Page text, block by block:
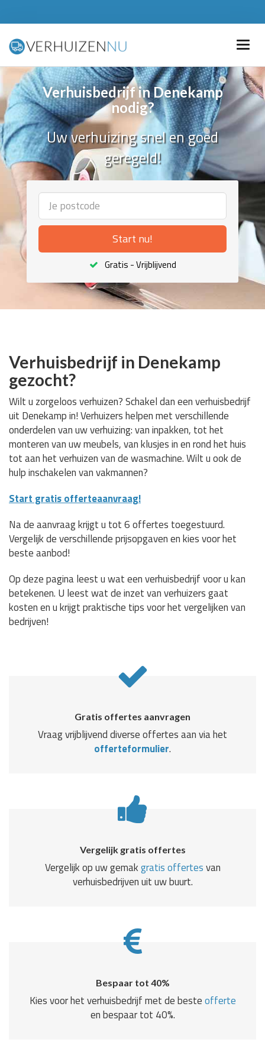
Verhuisbedrijf in Denekamp
nodig?
Uw verhuizing snel en goed
geregeld!
Start nu!
Gratis - Vrijblijvend
Verhuisbedrijf in Denekamp
gezocht?
Wilt u zorgeloos verhuizen? Schakel dan een verhuisbedrijf
uit Denekamp in! Verhuizers helpen met verschillende
onderdelen van uw verhuizing: van inpakken, tot het
monteren van uw meubels, van klusjes in en rond het huis
tot aan het verhuizen van de wasmachine. Wilt u ook de
hulp inschakelen van vakmannen?
Start gratis offerteaanvraag!
Na de aanvraag krijgt u tot 6 offertes toegestuurd.
Vergelijk de verschillende prijsopgaven en kies voor het
beste aanbod!
Op deze pagina leest u wat een verhuisbedrijf voor u kan
betekenen. U leest wat de inzet van verhuizers gaat
kosten en u krijgt praktische tips voor het vergelijken van
bedrijven!
Gratis offertes aanvragen
Vraag vrijblijvend diverse offertes aan via het
offerteformulier.
Vergelijk gratis offertes
Vergelijk op uw gemakgratis offertesvan
verhuisbedrijven uit uw buurt.
Bespaar tot 40%
Kies voor het verhuisbedrijf met de besteofferte
en bespaar tot 40%.